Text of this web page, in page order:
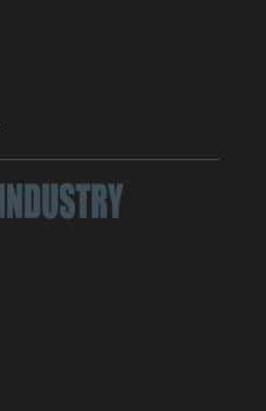
.youtube.com